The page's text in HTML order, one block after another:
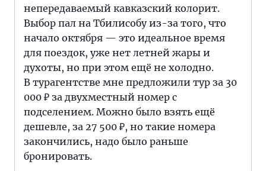
непередаваемый кавказский колорит.
Выбор пал на Тбилисобу из-за того, что
начало октября — это идеальное время
для поездок, уже нет летней жары и
духоты, но при этом ещё не холодно.
В турагентстве мне предложили тур за 30
000 ₽ за двухместный номер с
подселением. Можно было взять ещё
дешевле, за 27 500 ₽, но такие номера
закончились, надо было раньше
бронировать.